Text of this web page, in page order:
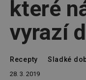
které
vyrazí
Recepty Sladké
28. 3. 2019